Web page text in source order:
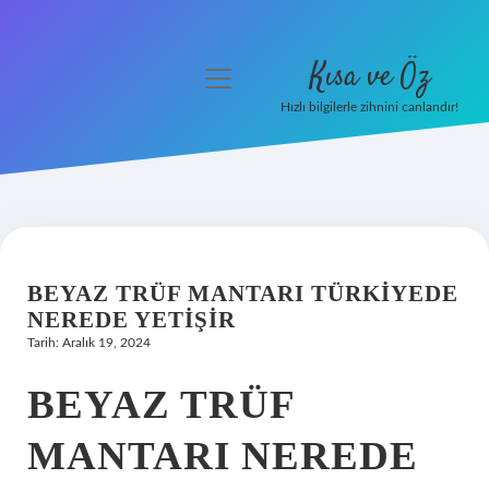
Hakkımızda
menüyü
Kısa ve Öz
Hızlı bilgilerle zihnini canlandır!
BEYAZ TRÜF MANTARI TÜRKIYEDE
NEREDE YETIŞIR
Tarih: Aralık 19, 2024
BEYAZ TRÜF
MANTARI NEREDE